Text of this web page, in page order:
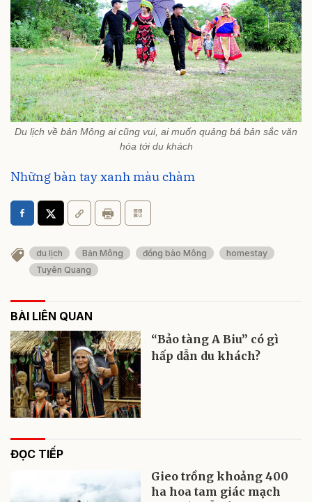
Du lịch về bản Mông ai cũng vui, ai muốn quảng bá bản sắc văn
hóa tới du khách
Những bàn tay xanh màu chàm
du lịch Bản Mông đồng bào Mông
homestay
Tuyên Quang
BÀI LIÊN QUAN
“Bảo tàng A Biu” có gì
hấp dẫn du khách?
ĐỌC TIẾP
Gieo trồng khoảng 400
ha hoa tam giác mạch